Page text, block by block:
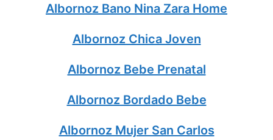
Albornoz Bano Nina Zara Home
Albornoz Chica Joven
Albornoz Bebe Prenatal
Albornoz Bordado Bebe
Albornoz Mujer San Carlos